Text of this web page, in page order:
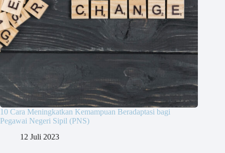
10 Cara Meningkatkan Kemampuan Beradaptasi bagi
Pegawai Negeri Sipil (PNS)
12 Juli 2023